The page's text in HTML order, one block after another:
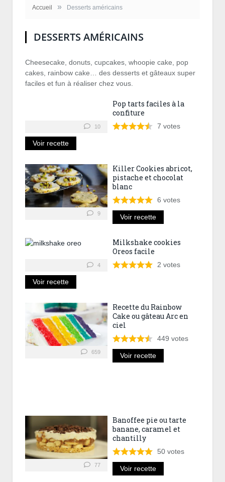
Accueil » Desserts américains
DESSERTS AMÉRICAINS
Cheesecake, donuts, cupcakes, whoopie cake, pop
cakes, rainbow cake… des desserts et gâteaux super
faciles et fun à réaliser chez vous.
10
Pop tarts faciles à la
confiture
7 votes
Voir recette
9
Killer Cookies abricot,
pistache et chocolat
blanc
6 votes
Voir recette
4
Milkshake cookies
Oreos facile
2 votes
Voir recette
659
Recette du Rainbow
Cake ou gâteau Arc en
ciel
449 votes
Voir recette
77
Banoffee pie ou tarte
banane, caramel et
chantilly
50 votes
Voir recette